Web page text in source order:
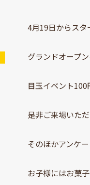
4月19日からス
グランドオープ
目玉イベント100
是非ご来場いた
そのほかアンケ
お子様にはお菓